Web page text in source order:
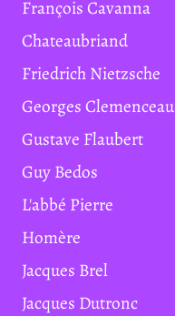
François Cavanna
Chateaubriand
Friedrich Nietzsche
Georges Clemenceau
Gustave Flaubert
Guy Bedos
L'abbé Pierre
Homère
Jacques Brel
Jacques Dutronc